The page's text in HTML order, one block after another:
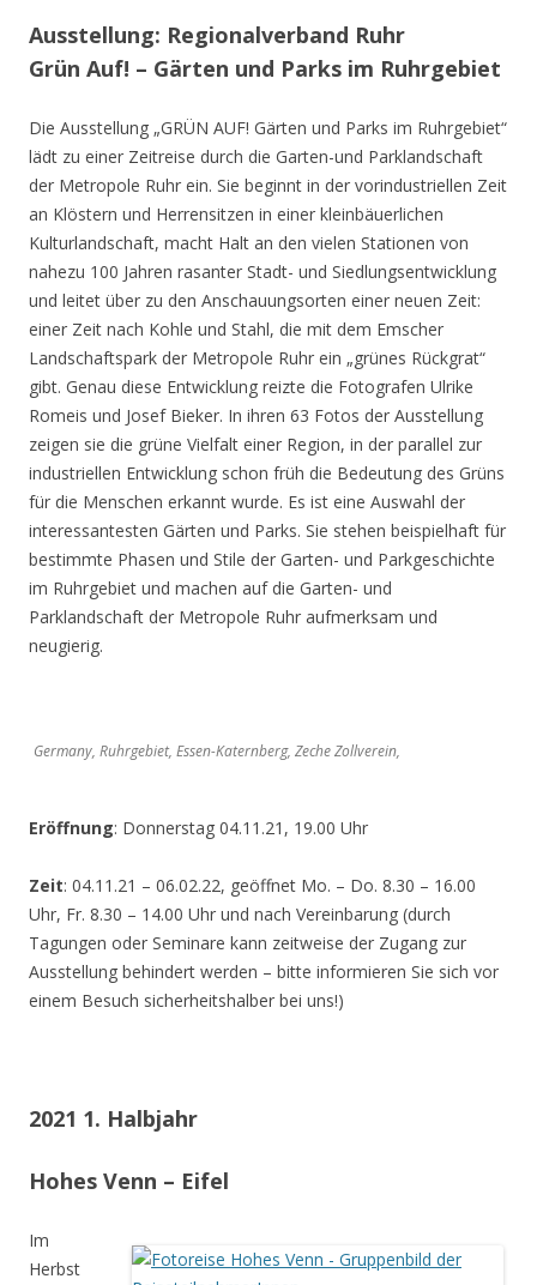
Ausstellung: Regionalverband Ruhr
Grün Auf! – Gärten und Parks im Ruhrgebiet
Die Ausstellung „GRÜN AUF! Gärten und Parks im Ruhrgebiet“
lädt zu einer Zeitreise durch die Garten-und Parklandschaft
der Metropole Ruhr ein. Sie beginnt in der vorindustriellen Zeit
an Klöstern und Herrensitzen in einer kleinbäuerlichen
Kulturlandschaft, macht Halt an den vielen Stationen von
nahezu 100 Jahren rasanter Stadt- und Siedlungsentwicklung
und leitet über zu den Anschauungsorten einer neuen Zeit:
einer Zeit nach Kohle und Stahl, die mit dem Emscher
Landschaftspark der Metropole Ruhr ein „grünes Rückgrat“
gibt. Genau diese Entwicklung reizte die Fotografen Ulrike
Romeis und Josef Bieker. In ihren 63 Fotos der Ausstellung
zeigen sie die grüne Vielfalt einer Region, in der parallel zur
industriellen Entwicklung schon früh die Bedeutung des Grüns
für die Menschen erkannt wurde. Es ist eine Auswahl der
interessantesten Gärten und Parks. Sie stehen beispielhaft für
bestimmte Phasen und Stile der Garten- und Parkgeschichte
im Ruhrgebiet und machen auf die Garten- und
Parklandschaft der Metropole Ruhr aufmerksam und
neugierig.
Germany, Ruhrgebiet, Essen-Katernberg, Zeche Zollverein,
Eröffnung: Donnerstag 04.11.21, 19.00 Uhr
Zeit: 04.11.21 – 06.02.22, geöffnet Mo. – Do. 8.30 – 16.00
Uhr, Fr. 8.30 – 14.00 Uhr und nach Vereinbarung (durch
Tagungen oder Seminare kann zeitweise der Zugang zur
Ausstellung behindert werden – bitte informieren Sie sich vor
einem Besuch sicherheitshalber bei uns!)
2021 1. Halbjahr
Hohes Venn – Eifel
Im
Herbst